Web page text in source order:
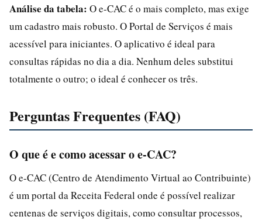
Análise da tabela: O e-CAC é o mais completo, mas exige
um cadastro mais robusto. O Portal de Serviços é mais
acessível para iniciantes. O aplicativo é ideal para
consultas rápidas no dia a dia. Nenhum deles substitui
totalmente o outro; o ideal é conhecer os três.
Perguntas Frequentes (FAQ)
O que é e como acessar o e-CAC?
O e-CAC (Centro de Atendimento Virtual ao Contribuinte)
é um portal da Receita Federal onde é possível realizar
centenas de serviços digitais, como consultar processos,